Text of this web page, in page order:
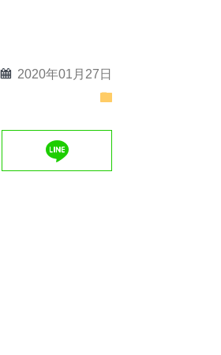
calendar 2020年01月27日
folder
line